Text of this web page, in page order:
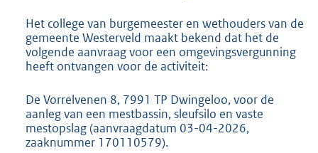
2
3
1
Het college van burgemeester en wethouders van de
gemeente Westerveld maakt bekend dat het de
volgende aanvraag voor een omgevingsvergunning
heeft ontvangen voor de activiteit:
De Vorrelvenen 8, 7991 TP Dwingeloo, voor de
aanleg van een mestbassin, sleufsilo en vaste
mestopslag (aanvraagdatum 03-04-2026,
zaaknummer 170110579).